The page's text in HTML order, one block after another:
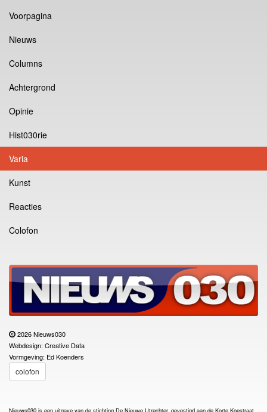
Voorpagina
Nieuws
Columns
Achtergrond
Opinie
Hist030rie
Varia
Kunst
Reacties
Colofon
2026 Nieuws030
Webdesign: Creative Data
Vormgeving: Ed Koenders
colofon
Nieuws030 is een uitgave van de stichting De Nieuwe Utrechter, gevestigd aan de Korte Koestraat